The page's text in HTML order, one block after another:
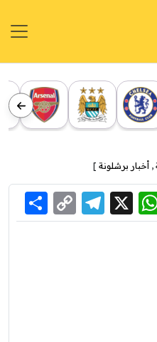
, أخبار برشلونة ]
WhatsApp
X
Link